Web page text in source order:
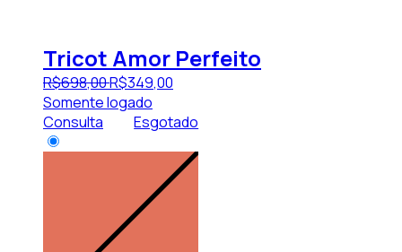
Tricot Amor Perfeito
R$698,00R$349,00
Somente logado
Consulta
Esgotado